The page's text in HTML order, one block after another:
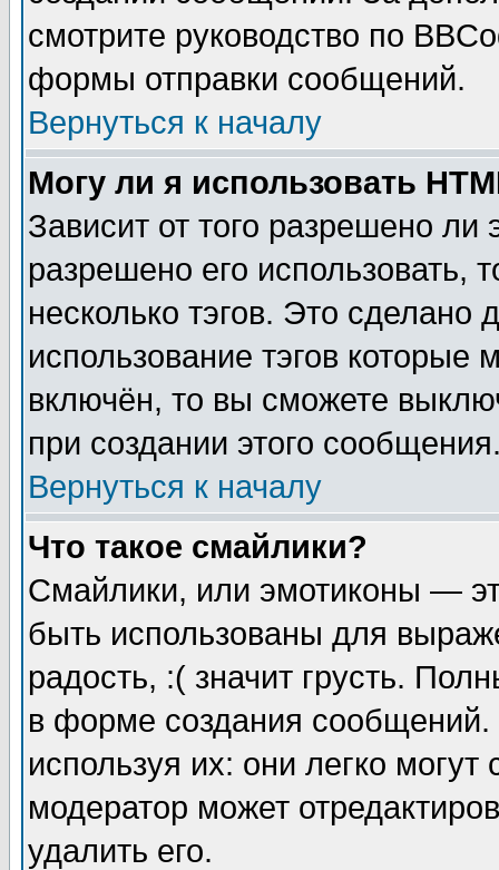
смотрите руководство по
формы отправки сообщений.
Вернуться к началу
Могу ли я использовать
Зависит от того разрешено
разрешено его использовать,
несколько тэгов. Это сделано
использование тэгов
включён, то вы сможете
при создании этого
Вернуться к началу
Что такое смайлики?
Смайлики, или эмотиконы —
быть использованы для
радость, :( значит грусть.
в форме создания сообщений.
используя их: они легко
модератор может
удалить его.